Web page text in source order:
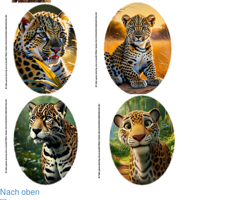
Nach oben